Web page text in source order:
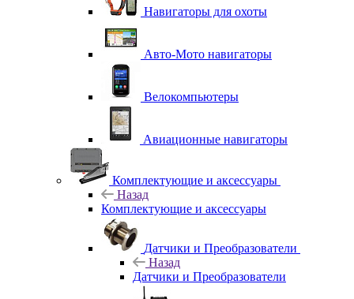
Навигаторы для охоты
Авто-Мото навигаторы
Велокомпьютеры
Авиационные навигаторы
Комплектующие и аксессуары
Назад
Комплектующие и аксессуары
Датчики и Преобразователи
Назад
Датчики и Преобразователи